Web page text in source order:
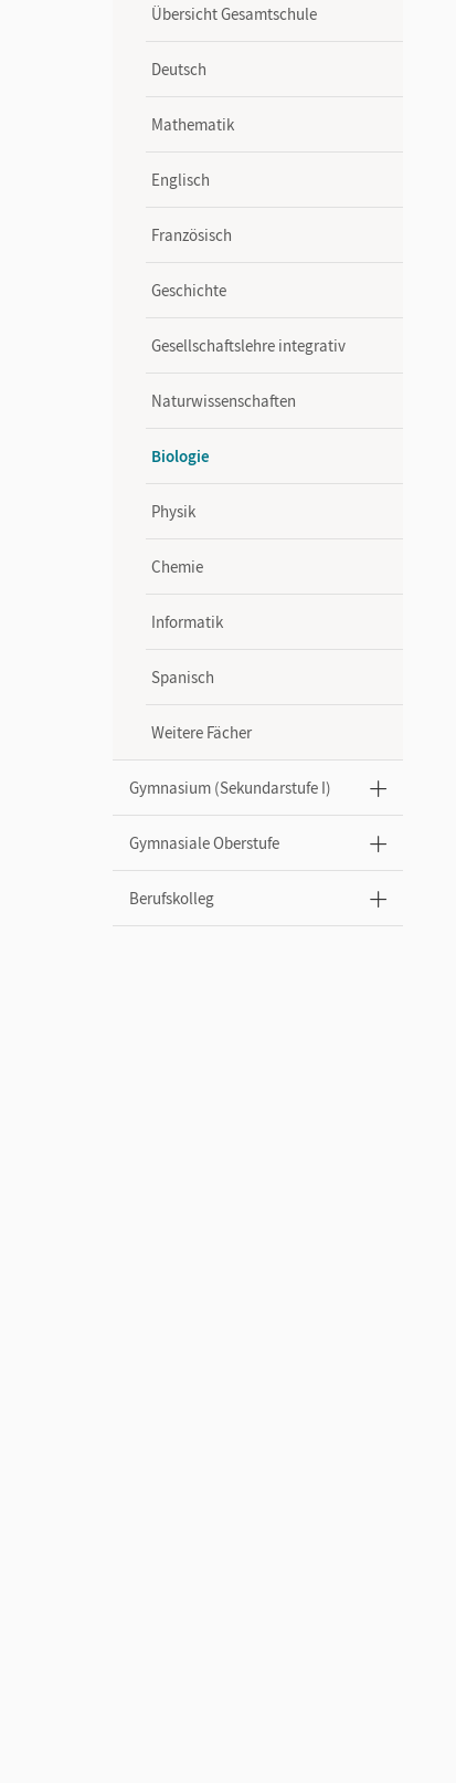
Übersicht Gesamtschule
Deutsch
Mathematik
Englisch
Französisch
Geschichte
Gesellschaftslehre integrativ
Naturwissenschaften
Biologie
Physik
Chemie
Informatik
Spanisch
Weitere Fächer
Gymnasium (Sekundarstufe I)
Gymnasiale Oberstufe
Berufskolleg